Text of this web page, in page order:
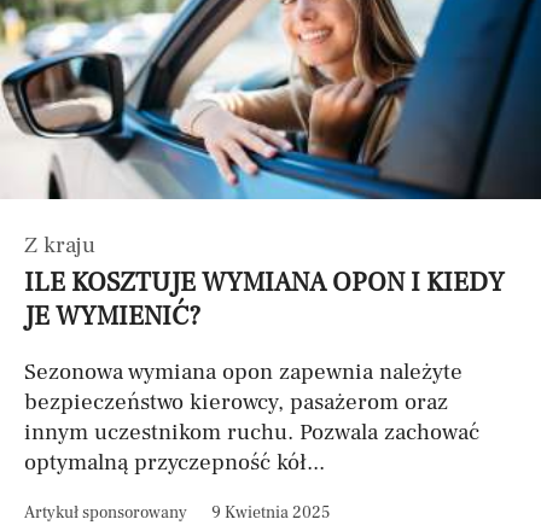
Z kraju
ILE KOSZTUJE WYMIANA OPON I KIEDY
JE WYMIENIĆ?
Sezonowa wymiana opon zapewnia należyte
bezpieczeństwo kierowcy, pasażerom oraz
innym uczestnikom ruchu. Pozwala zachować
optymalną przyczepność kół...
Artykuł sponsorowany 9 Kwietnia 2025